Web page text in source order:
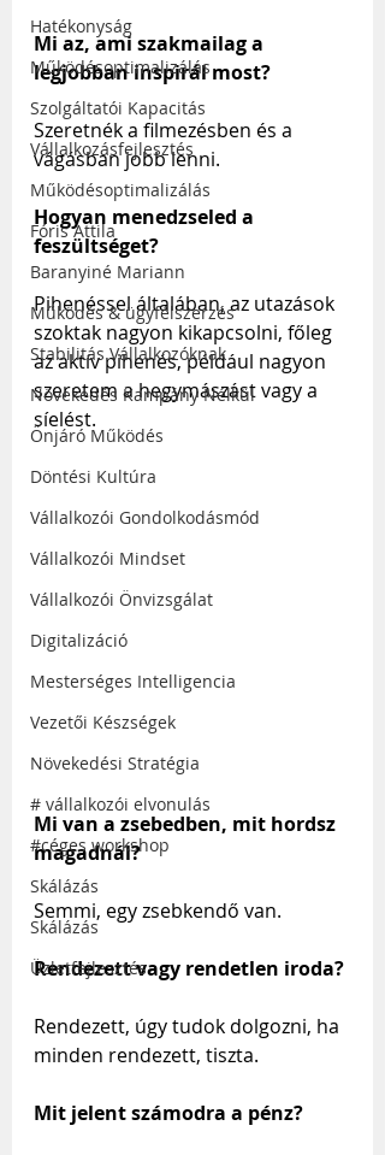
Hatékonyság
Működésoptimalizálás
Szolgáltatói Kapacitás
Vállalkozásfejlesztés
Működésoptimalizálás
Fóris Attila
Baranyiné Mariann
Működés & ügyfélszerzés
Stabilitás Vállalkozóknak
Növekedés Kampány Nélkül
Önjáró Működés
Döntési Kultúra
Vállalkozói Gondolkodásmód
Vállalkozói Mindset
Vállalkozói Önvizsgálat
Digitalizáció
Mesterséges Intelligencia
Vezetői Készségek
Növekedési Stratégia
# vállalkozói elvonulás
#céges workshop
Skálázás
Skálázás
Üzletfejlesztés
Mi az, ami szakmailag a
legjobban inspirál most?
Szeretnék a filmezésben és a
vágásban jobb lenni.
Hogyan menedzseled a
feszültséget?
Pihenéssel általában, az utazások
szoktak nagyon kikapcsolni, főleg
az aktív pihenés, például nagyon
szeretem a hegymászást vagy a
síelést.
Mi van a zsebedben, mit hordsz
magadnál?
Semmi, egy zsebkendő van.
Rendezett vagy rendetlen iroda?
Rendezett, úgy tudok dolgozni, ha
minden rendezett, tiszta.
Mit jelent számodra a pénz?